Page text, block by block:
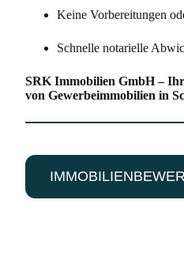
Keine Vorbereitungen
Schnelle notarielle
SRK Immobilien GmbH –
von Gewerbeimmobilien in